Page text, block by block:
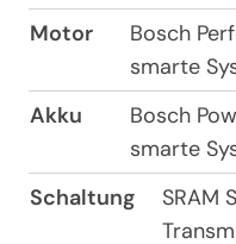
Motor
Bosch
smarte
Akku
Bosch
smarte
Schaltung
SRAM